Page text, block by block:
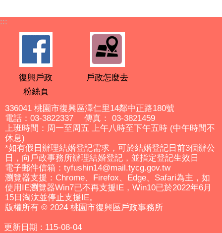
:::
復興戶政
粉絲頁
戶政怎麼去
336041 桃園市復興區澤仁里14鄰中正路180號
電話：03-3822337 傳真： 03-3821459
上班時間：周一至周五 上午八時至下午五時 (中午時間不
休息)
*如有假日辦理結婚登記需求，可於結婚登記日前3個辦公
日，向戶政事務所辦理結婚登記，並指定登記生效日
電子郵件信箱：tyfushin14@mail.tycg.gov.tw
瀏覽器支援：Chrome、Firefox、Edge、Safari為主，如
使用IE瀏覽器Win7已不再支援IE，Win10已於2022年6月
15日淘汰並停止支援IE。
版權所有 © 2024 桃園市復興區戶政事務所
更新日期 115-08-04